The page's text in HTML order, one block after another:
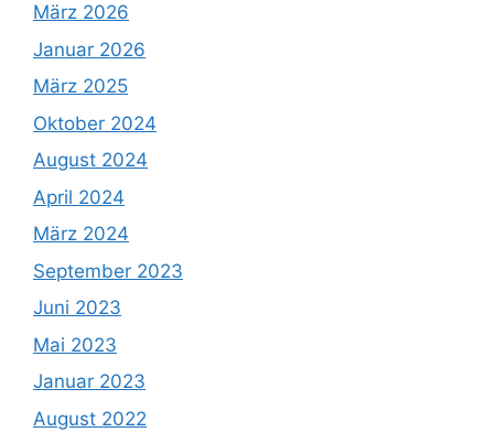
März 2026
Januar 2026
März 2025
Oktober 2024
August 2024
April 2024
März 2024
September 2023
Juni 2023
Mai 2023
Januar 2023
August 2022